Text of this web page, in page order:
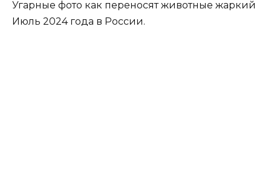
Угарные фото как переносят животные жаркий
Июль 2024 года в России.